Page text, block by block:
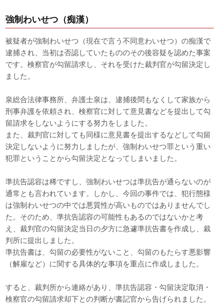
強制わいせつ（痴漢）
被疑者が強制わいせつ（現在で言う不同意わいせつ）の痴漢で
逮捕され、当初は否認していたもののその後容疑を認めた事案
です。検察官が勾留請求し、それを受けた裁判官が勾留決定し
ました。
泉総合法律事務所、弁護士泉は、逮捕後間もなくして家族から
刑事弁護を依頼され、検察官に対して意見書などを提出して勾
留請求をしないようにする努力をしました。
また、裁判官に対しても同様に意見書を提出するなどして勾留
決定しないように努力しましたが、強制わいせつ罪という重い
犯罪ということから勾留決定となってしまいました。
準抗告認容は稀ですし、強制わいせつは準抗告が通らないのが
通常とも言われています。しかし、今回の事件では、犯行態様
は強制わいせつの中では悪質性が高いものではありませんでし
た。そのため、準抗告認容の可能性もあるのではないかと考
え、裁判官の勾留決定当日の夕方に急遽準抗告書を作成し、裁
判所に提出しました。
準抗告書は、勾留の必要性がないこと、勾留のもたらす悪影響
（解雇など）に関する具体的な事項を重点に作成しました。
すると、裁判所から連絡があり、準抗告認容・勾留決定取消・
検察官の勾留請求却下との判断が書記官から告げられました。